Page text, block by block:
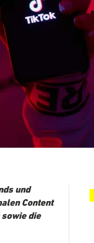
und
Content
sowie die